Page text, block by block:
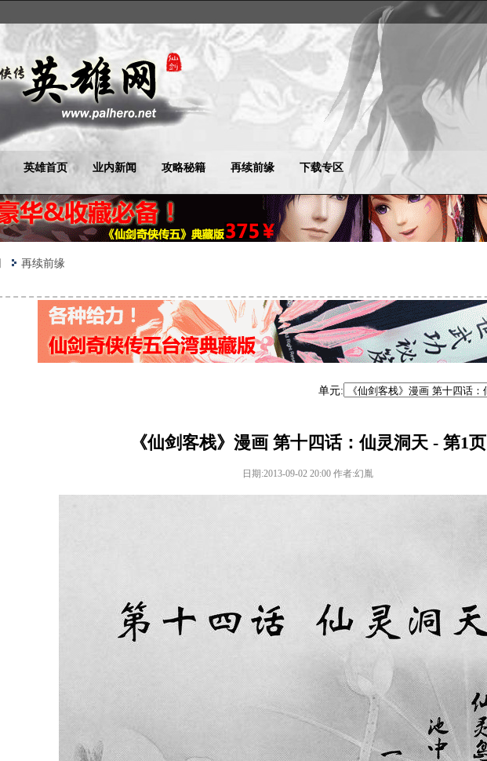
英雄首页 业内新闻 攻略秘籍 再续前缘 下载专区
再续前缘
单元:
《仙剑客栈》漫画 第十四话：仙灵洞天 - 第1页
日期:2013-09-02 20:00 作者:幻胤